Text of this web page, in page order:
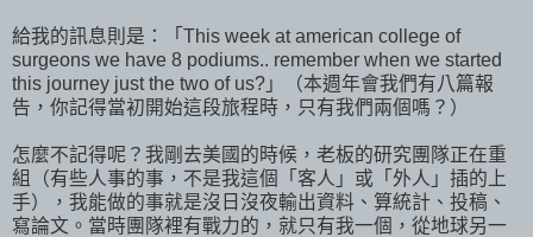
給我的訊息則是：「This week at american college of
surgeons we have 8 podiums.. remember when we started
this journey just the two of us?」（本週年會我們有八篇報
告，你記得當初開始這段旅程時，只有我們兩個嗎？）
怎麼不記得呢？我剛去美國的時候，老板的研究團隊正在重
組（有些人事的事，不是我這個「客人」或「外人」插的上
手），我能做的事就是沒日沒夜輸出資料、算統計、投稿、
寫論文。當時團隊裡有戰力的，就只有我一個，從地球另一